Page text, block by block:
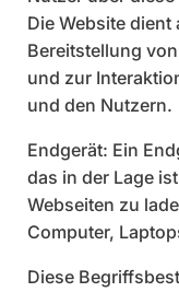
Die Website
Bereitstellung
und zur
und den Nutzern.
Endgerät: Ein
das in der Lage
Webseiten zu
Computer,
Diese